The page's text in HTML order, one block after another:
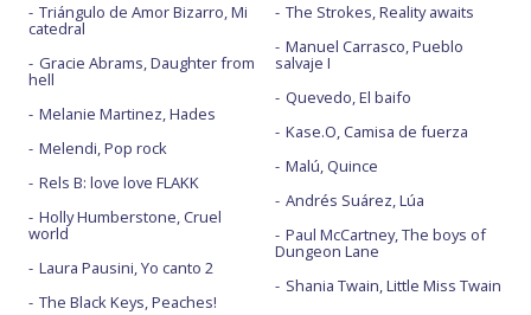
Triángulo de Amor Bizarro, Mi
catedral
Gracie Abrams, Daughter from
hell
Melanie Martinez, Hades
Melendi, Pop rock
Rels B: love love FLAKK
Holly Humberstone, Cruel
world
Laura Pausini, Yo canto 2
The Black Keys, Peaches!
The Strokes, Reality awaits
Manuel Carrasco, Pueblo
salvaje I
Quevedo, El baifo
Kase.O, Camisa de fuerza
Malú, Quince
Andrés Suárez, Lúa
Paul McCartney, The boys of
Dungeon Lane
Shania Twain, Little Miss Twain